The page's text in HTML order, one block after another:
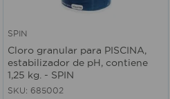
SPIN
Cloro granular para PISCINA,
estabilizador de pH, contiene
1,25 kg. - SPIN
SKU: 685002